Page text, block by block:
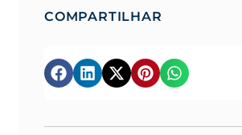
COMPARTILHAR